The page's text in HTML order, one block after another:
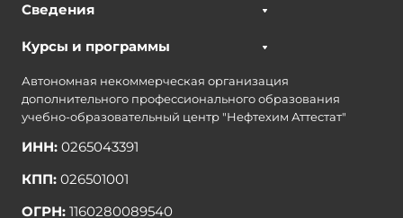
Сведения
Курсы и программы
Автономная некоммерческая организация
дополнительного профессионального образования
учебно-образовательный центр "Нефтехим Аттестат"
ИНН: 0265043391
КПП: 026501001
ОГРН: 1160280089540